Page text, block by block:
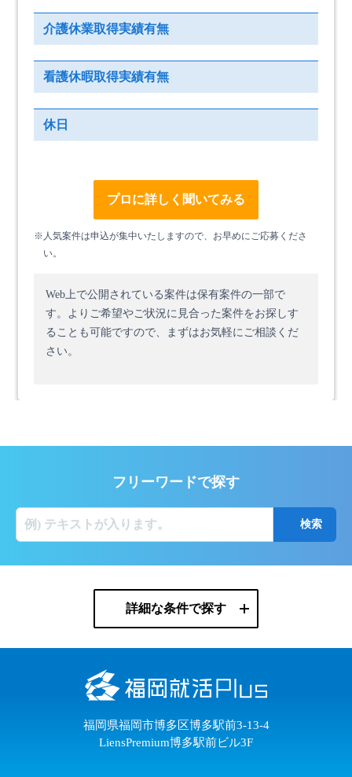
介護休業取得実績有無
看護休暇取得実績有無
休日
プロに詳しく聞いてみる
※人気案件は申込が集中いたしますので、お早めにご応募くださ
い。
Web上で公開されている案件は保有案件の一部で
す。 よりご希望やご状況に見合った案件をお探しす
ることも可能ですので、まずはお気軽にご相談くだ
さい。
フリーワードで探す
詳細な条件で探す
福岡県福岡市博多区博多駅前3-13-4
LiensPremium博多駅前ビル3F